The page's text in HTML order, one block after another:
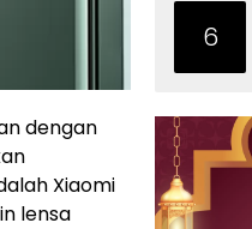
dengan
Xiaomi
lensa
6